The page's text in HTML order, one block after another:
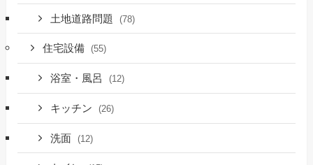
土地道路問題 (78)
住宅設備 (55)
浴室・風呂 (12)
キッチン (26)
洗面 (12)